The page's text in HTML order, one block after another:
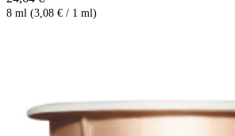
8 ml (3,08 € / 1 ml)